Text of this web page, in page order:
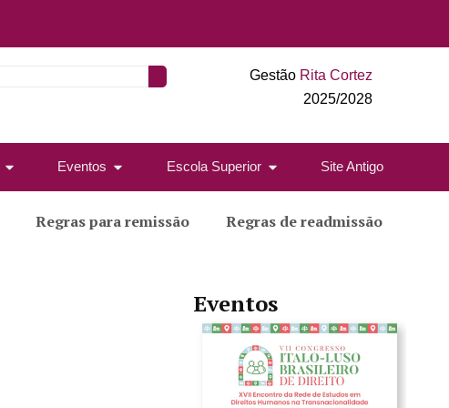
Gestão Rita Cortez
2025/2028
Eventos Escola Superior Site Antigo
Regras para remissão Regras de readmissão
Eventos